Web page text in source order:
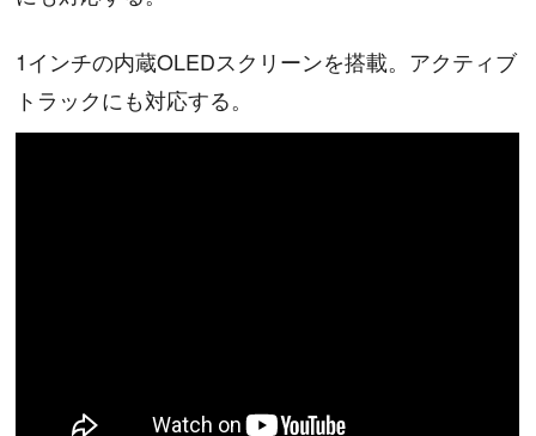
1インチの内蔵OLEDスクリーンを搭載。アクティブ
トラックにも対応する。